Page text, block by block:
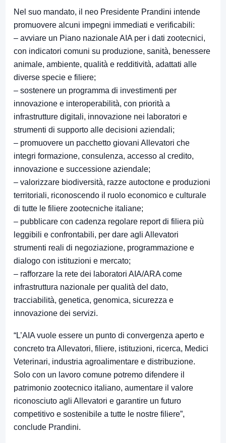
Nel suo mandato, il neo Presidente Prandini intende
promuovere alcuni impegni immediati e verificabili:
– avviare un Piano nazionale AIA per i dati zootecnici,
con indicatori comuni su produzione, sanità, benessere
animale, ambiente, qualità e redditività, adattati alle
diverse specie e filiere;
– sostenere un programma di investimenti per
innovazione e interoperabilità, con priorità a
infrastrutture digitali, innovazione nei laboratori e
strumenti di supporto alle decisioni aziendali;
– promuovere un pacchetto giovani Allevatori che
integri formazione, consulenza, accesso al credito,
innovazione e successione aziendale;
– valorizzare biodiversità, razze autoctone e produzioni
territoriali, riconoscendo il ruolo economico e culturale
di tutte le filiere zootecniche italiane;
– pubblicare con cadenza regolare report di filiera più
leggibili e confrontabili, per dare agli Allevatori
strumenti reali di negoziazione, programmazione e
dialogo con istituzioni e mercato;
– rafforzare la rete dei laboratori AIA/ARA come
infrastruttura nazionale per qualità del dato,
tracciabilità, genetica, genomica, sicurezza e
innovazione dei servizi.
“L’AIA vuole essere un punto di convergenza aperto e
concreto tra Allevatori, filiere, istituzioni, ricerca, Medici
Veterinari, industria agroalimentare e distribuzione.
Solo con un lavoro comune potremo difendere il
patrimonio zootecnico italiano, aumentare il valore
riconosciuto agli Allevatori e garantire un futuro
competitivo e sostenibile a tutte le nostre filiere”,
conclude Prandini.